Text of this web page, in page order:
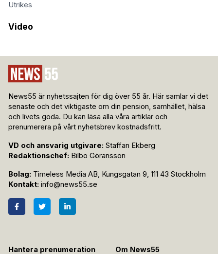
Utrikes
Video
News55 är nyhetssajten för dig över 55 år. Här samlar vi det
senaste och det viktigaste om din pension, samhället, hälsa
och livets goda. Du kan läsa alla våra artiklar och
prenumerera på vårt nyhetsbrev kostnadsfritt.
VD och ansvarig utgivare: Staffan Ekberg
Redaktionschef: Bilbo Göransson
Bolag: Timeless Media AB, Kungsgatan 9, 111 43 Stockholm
Kontakt: info@news55.se
Hantera prenumeration Om News55